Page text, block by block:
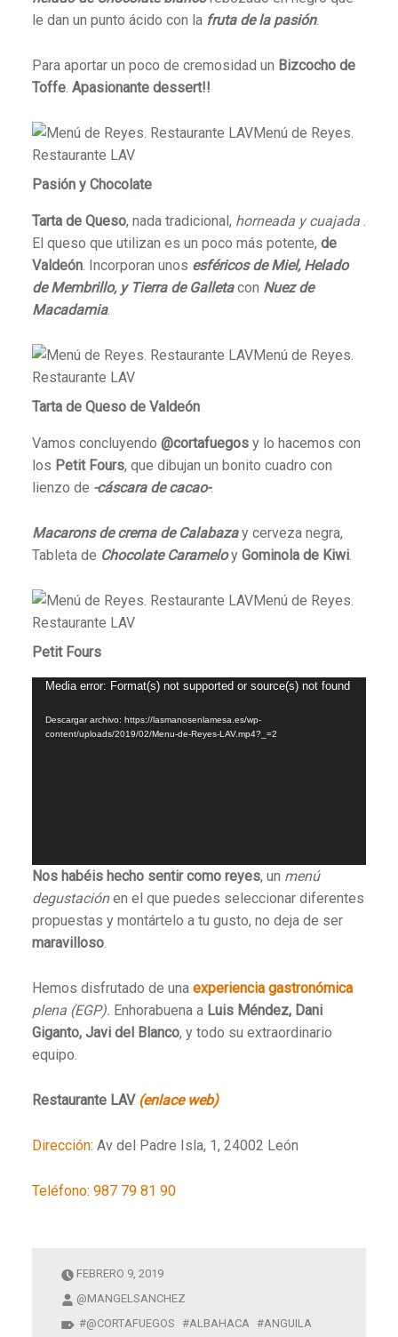
le dan un punto ácido con la fruta de la pasión.
Para aportar un poco de cremosidad un Bizcocho de
Toffe. Apasionante dessert!!
Pasión y Chocolate
Tarta de Queso, nada tradicional, horneada y cuajada.
El queso que utilizan es un poco más potente, de
Valdeón. Incorporan unos esféricos de Miel, Helado
de Membrillo, y Tierra de Galletacon Nuez de
Macadamia.
Tarta de Queso de Valdeón
Vamos concluyendo @cortafuegosy lo hacemos con
los Petit Fours, que dibujan un bonito cuadro con
lienzo de -cáscara de cacao-.
Macarons de crema de Calabazay cerveza negra,
Tableta de Chocolate Carameloy Gominola de Kiwi.
Petit Fours
Reproductor
vídeo
Media error: Format(s) not supported or source(s) not found
Descargar archivo: https://lasmanosenlamesa.es/wp-
content/uploads/2019/02/Menu-de-Reyes-LAV.mp4?_=2
Nos habéis hecho sentir como reyes, un menú
degustaciónen el que puedes seleccionar diferentes
propuestas y montártelo a tu gusto, no deja de ser
maravilloso.
Hemos disfrutado de una experiencia gastronómica
plena (EGP). Enhorabuena a Luis Méndez, Dani
Giganto, Javi del Blanco, y todo su extraordinario
equipo.
Restaurante LAV (enlace web)
Dirección: Av del Padre Isla, 1, 24002 León
Teléfono: 987 79 81 90
FEBRERO 9, 2019
@MANGELSANCHEZ
@CORTAFUEGOS
ALBAHACA
ANGUILA